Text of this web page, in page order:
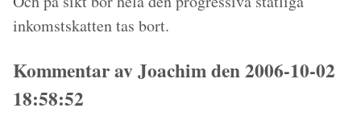
inkomstskatten tas bort.
Kommentar av Joachim den 2006-10-02
18:58:52